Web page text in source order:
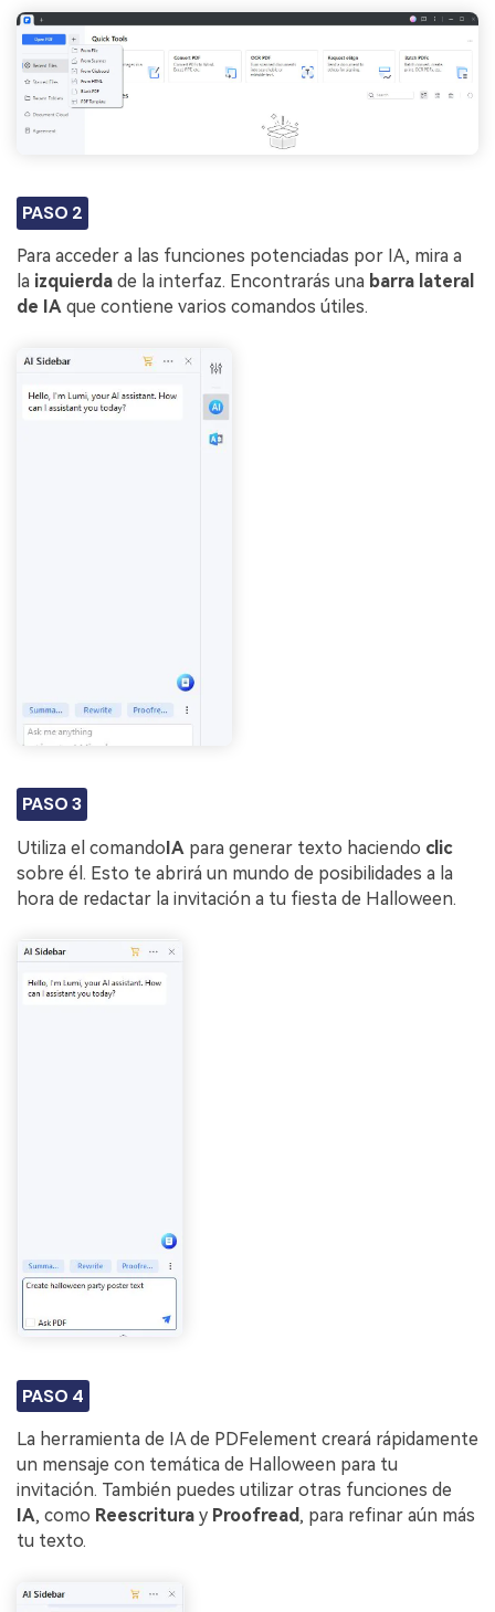
PASO 2
Para acceder a las funciones potenciadas por IA, mira a
la izquierda de la interfaz. Encontrarás una barra lateral
de IA que contiene varios comandos útiles.
PASO 3
Utiliza el comandoIA para generar texto haciendo clic
sobre él. Esto te abrirá un mundo de posibilidades a la
hora de redactar la invitación a tu fiesta de Halloween.
PASO 4
La herramienta de IA de PDFelement creará rápidamente
un mensaje con temática de Halloween para tu
invitación. También puedes utilizar otras funciones de
IA, como Reescritura y Proofread, para refinar aún más
tu texto.